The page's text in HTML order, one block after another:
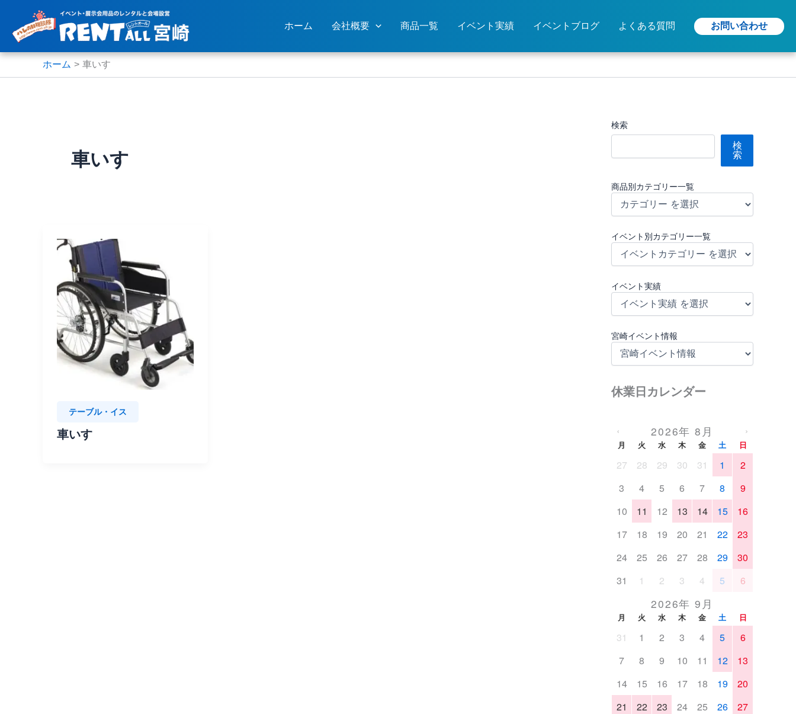
ス
ホーム 会社概要 商品一覧 イベント実績 イベントブログ よくある質問 お問い合わせ
ホーム 車いす
車いす
テーブル・イス
車いす
検索
検
索
商品別カテゴリー一覧
イベント別カテゴリー一覧
イベント実績
宮崎イベント情報
休業日カレンダー
‹ 2026年 8月 ›
月 火 水 木 金 土 日
27 28 29 30 31 1
2
3
4 5 6 7 8
9
10
11 12 13 14 15
16
17
18 19 20 21 22
23
24
25 26 27 28 29
30
31
1 2 3 4 5 6
2026年 9月
月 火 水 木 金 土 日
31 1 2 3 4 5
6
7
8 9 10 11 12
13
14
15 16 17 18 19
20
21
22 23 24 25 26
27